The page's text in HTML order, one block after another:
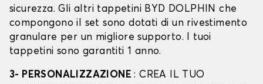
sicurezza. Gli altri tappetini BYD DOLPHIN che
compongono il set sono dotati di un rivestimento
granulare per un migliore supporto. I tuoi
tappetini sono garantiti 1 anno.
3- PERSONALIZZAZIONE: CREA IL TUO